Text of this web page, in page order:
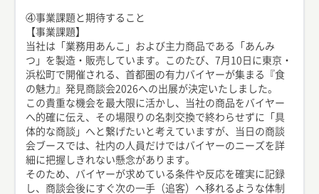
④事業課題と期待すること
【事業課題】
当社は「業務用あんこ」および主力商品である「あんみ
つ」を製造・販売しています。このたび、7月10日に東京・
浜松町で開催される、首都圏の有力バイヤーが集まる『食
の魅力』発見商談会2026への出展が決定いたしました。
この貴重な機会を最大限に活かし、当社の商品をバイヤー
へ的確に伝え、その場限りの名刺交換で終わらせずに「具
体的な商談」へと繋げたいと考えていますが、当日の商談
会ブースでは、社内の人員だけではバイヤーのニーズを詳
細に把握しきれない懸念があります。
そのため、バイヤーが求めている条件や反応を確実に記録
し、商談会後にすぐ次の一手（追客）へ移れるような体制